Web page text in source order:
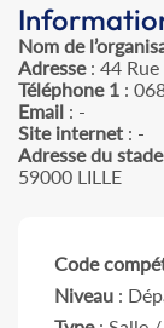
Nom de
Adresse: 44 Rue
Téléphone 1 :
Email : -
Site internet : -
Adresse du stade
59000 LILLE
Code
Niveau :